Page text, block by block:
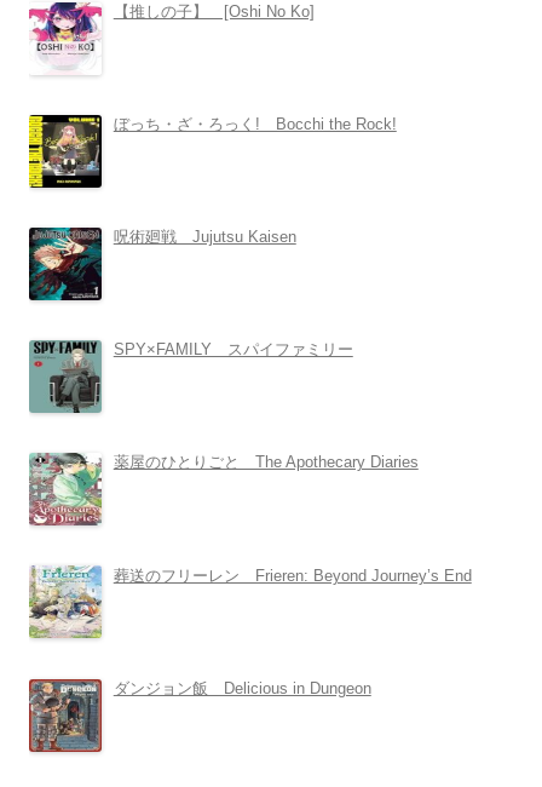
【推しの子】 [Oshi No Ko]
ぼっち・ざ・ろっく! Bocchi the Rock!
呪術廻戦 Jujutsu Kaisen
SPY×FAMILY スパイファミリー
薬屋のひとりごと The Apothecary Diaries
葬送のフリーレン Frieren: Beyond Journey’s End
ダンジョン飯 Delicious in Dungeon